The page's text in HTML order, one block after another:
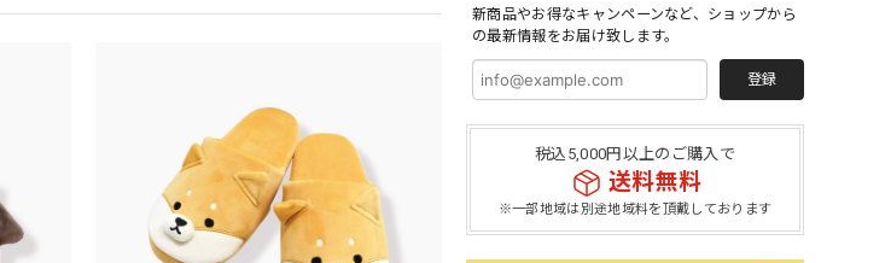
新商品やお得なキャンペーンなど、ショップから
の最新情報をお届け致します。
登録
税込5,000円以上のご購入で
送料無料
※一部地域は別途地域料を頂戴しております